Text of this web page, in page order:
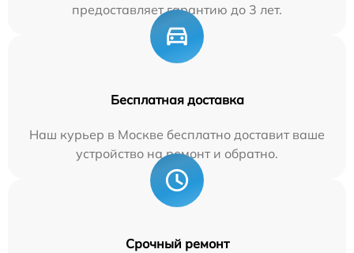
предоставляет гарантию до 3 лет.
Бесплатная доставка
Наш курьер в Москве бесплатно доставит ваше
устройство на ремонт и обратно.
Срочный ремонт